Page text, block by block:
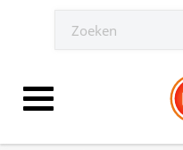
Toggle navigation